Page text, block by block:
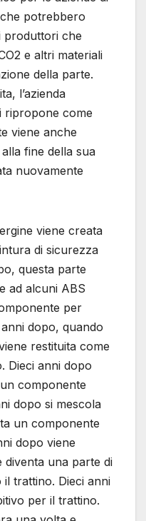
potrebbero
produttori che
e altri materiali
della parte.
l’azienda
ripropone come
viene anche
fine della sua
nuovamente
viene creata
di sicurezza
questa parte
ad alcuni ABS
per
dopo, quando
restituita come
Dieci anni dopo
componente
dopo si mescola
un componente
dopo viene
una parte di
trattino. Dieci anni
per il trattino.